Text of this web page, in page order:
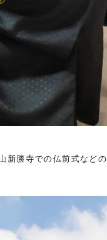
新勝寺での仏前式などの